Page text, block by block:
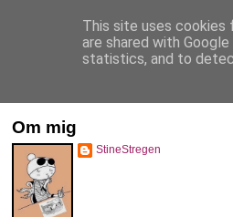
Om mig
StineStregen
This site uses cookies
are shared with
statistics, and to